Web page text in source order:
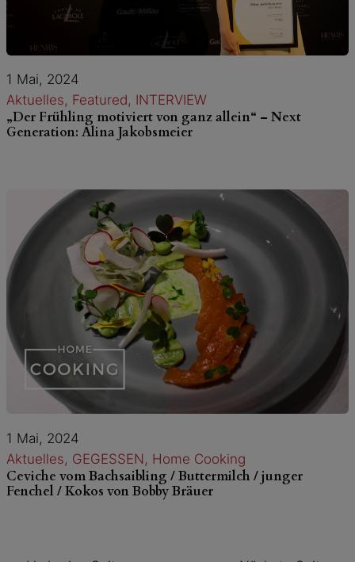
1 Mai, 2024
Aktuelles, Featured, INTERVIEW
„Der Frühling motiviert von ganz allein“ – Next
Generation: Alina Jakobsmeier
1 Mai, 2024
Aktuelles, GEGESSEN , Home Cooking
Ceviche vom Bachsaibling / Buttermilch / junger
Fenchel / Kokos von Bobby Bräuer